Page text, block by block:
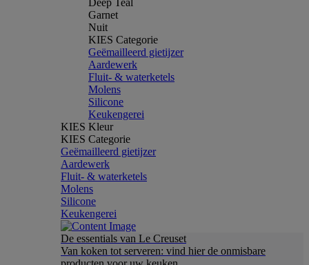
Deep Teal
Garnet
Nuit
KIES Categorie
Geëmailleerd gietijzer
Aardewerk
Fluit- & waterketels
Molens
Silicone
Keukengerei
KIES Kleur
KIES Categorie
Geëmailleerd gietijzer
Aardewerk
Fluit- & waterketels
Molens
Silicone
Keukengerei
De essentials van Le Creuset
Van koken tot serveren: vind hier de onmisbare